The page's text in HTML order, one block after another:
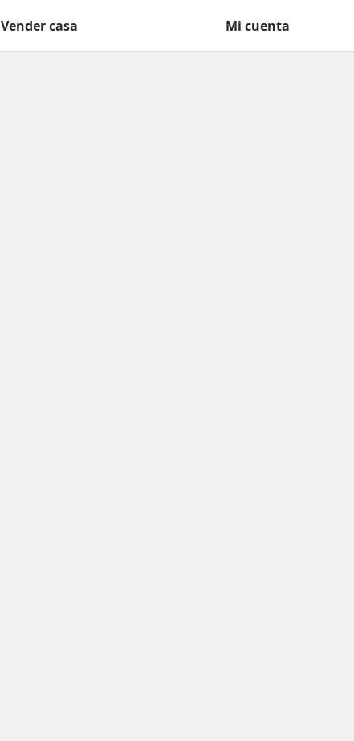
Vender casa Mi cuenta